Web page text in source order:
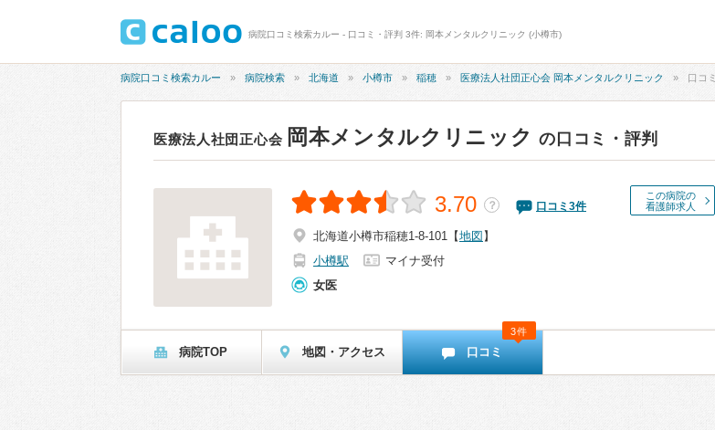
病院口コミ検索カルー - 口コミ・評判 3件: 岡本メンタルクリニック (小樽市)
病院口コミ検索カルー 病院検索 北海道 小樽市 稲穂 医療法人社団正心会 岡本メンタルクリニック 口コミ
医療法人社団正心会 岡本メンタルクリニック の口コミ・評判
この病院の
看護師求人
3.70 ？ 口コミ 3件
北海道小樽市稲穂1-8-101 【地図 】
小樽駅
マイナ受付
女医
病院TOP 地図・アクセス 口コミ
3件